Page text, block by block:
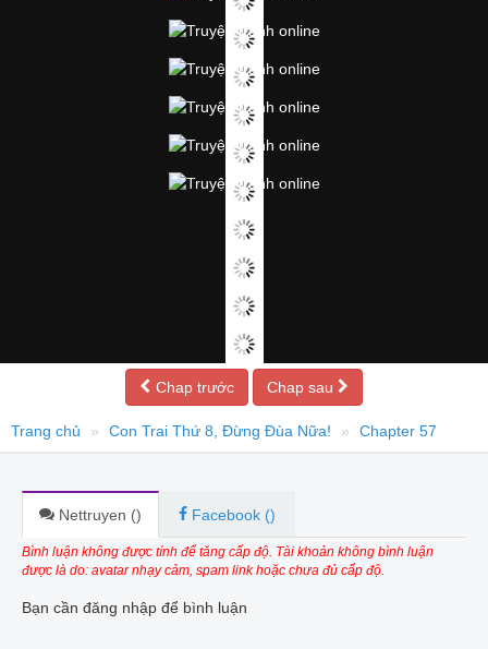
Chap trước Chap sau
Trang chủ Con Trai Thứ 8, Đừng Đùa Nữa! Chapter 57
Nettruyen () Facebook ()
Bình luận không được tính để tăng cấp độ. Tài khoản không bình luận
được là do: avatar nhạy cảm, spam link hoặc chưa đủ cấp độ.
Bạn cần đăng nhập để bình luận